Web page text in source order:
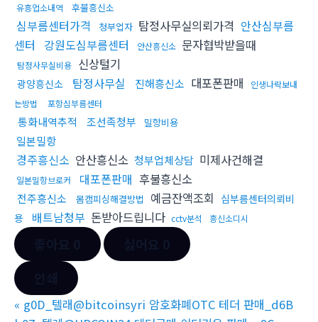
유흥업소내역 후불흥신소
심부름센터가격 청부업자 탐정사무실의뢰가격 안산심부름
센터
강원도심부름센터 안산흥신소 문자협박받을때
탐정사무실비용 신상털기
광양흥신소 탐정사무실 진해흥신소 대포폰판매
인생나락보내
는방법
포항심부름센터
통화내역추적 조선족청부 밀항비용
일본밀항
경주흥신소 안산흥신소 청부업체상담 미제사건해결
일본밀항브로커 대포폰판매 후불흥신소
전주흥신소 몸캠피싱해결방법 예금잔액조회 심부름센터의뢰비
용
배트남청부 돈받아드립니다 cctv분석 흥신소디시
« g0D_텔래@bitcoinsyri 암호화폐OTC 테더 판매_d6B